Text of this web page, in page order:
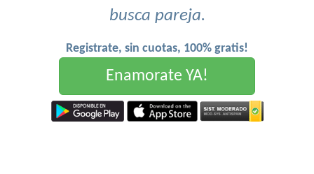
busca pareja.
Registrate, sin cuotas, 100% gratis!
Enamorate YA!